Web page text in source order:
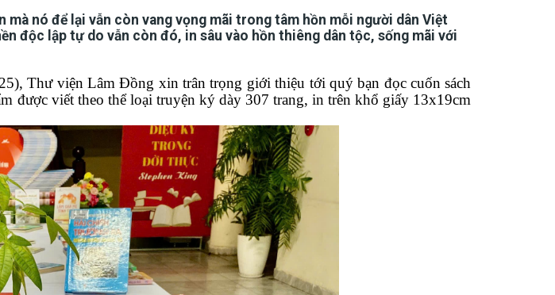
nó để lại vẫn còn vang vọng mãi trong tâm hồn mỗi người dân Việt
độc lập tự do vẫn còn đó, in sâu vào hồn thiêng dân tộc, sống mãi với
Thư việnLâm Đồng xintrân trọng giới thiệu tới quý bạn đọccuốn sách
được viết theo thể loại truyện ký dày 307 trang, in trên khổ giấy 13x19cm